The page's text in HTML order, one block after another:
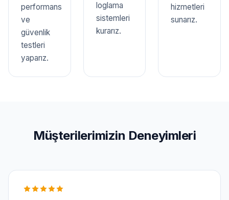
performans
ve
güvenlik
testleri
yaparız.
loglama
sistemleri
kurarız.
hizmetleri
sunarız.
Müşterilerimizin Deneyimleri